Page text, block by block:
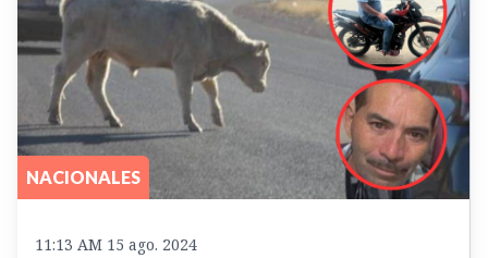
NACIONALES
11:13 AM 15 ago. 2024